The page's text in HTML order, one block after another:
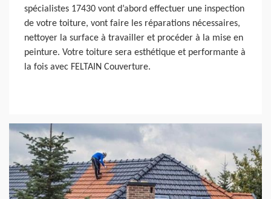
spécialistes 17430 vont d’abord effectuer une inspection
de votre toiture, vont faire les réparations nécessaires,
nettoyer la surface à travailler et procéder à la mise en
peinture. Votre toiture sera esthétique et performante à
la fois avec FELTAIN Couverture.